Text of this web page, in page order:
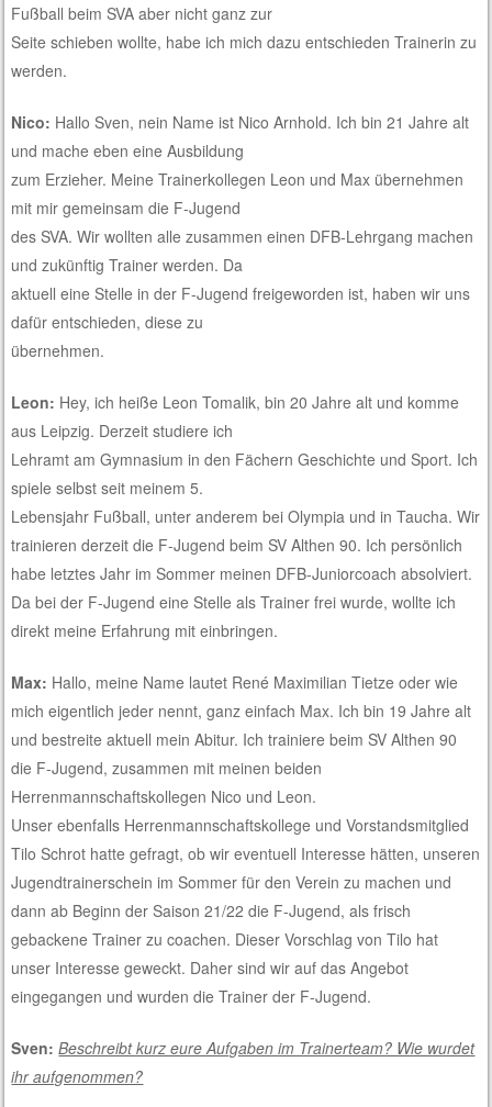
Fußball beim SVA aber nicht ganz zur
Seite schieben wollte, habe ich mich dazu entschieden Trainerin zu
werden.
Nico: Hallo Sven, nein Name ist Nico Arnhold. Ich bin 21 Jahre alt
und mache eben eine Ausbildung
zum Erzieher. Meine Trainerkollegen Leon und Max übernehmen
mit mir gemeinsam die F-Jugend
des SVA. Wir wollten alle zusammen einen DFB-Lehrgang machen
und zukünftig Trainer werden. Da
aktuell eine Stelle in der F-Jugend freigeworden ist, haben wir uns
dafür entschieden, diese zu
übernehmen.
Leon: Hey, ich heiße Leon Tomalik, bin 20 Jahre alt und komme
aus Leipzig. Derzeit studiere ich
Lehramt am Gymnasium in den Fächern Geschichte und Sport. Ich
spiele selbst seit meinem 5.
Lebensjahr Fußball, unter anderem bei Olympia und in Taucha. Wir
trainieren derzeit die F-Jugend beim SV Althen 90. Ich persönlich
habe letztes Jahr im Sommer meinen DFB-Juniorcoach absolviert.
Da bei der F-Jugend eine Stelle als Trainer frei wurde, wollte ich
direkt meine Erfahrung mit einbringen.
Max: Hallo, meine Name lautet René Maximilian Tietze oder wie
mich eigentlich jeder nennt, ganz einfach Max. Ich bin 19 Jahre alt
und bestreite aktuell mein Abitur. Ich trainiere beim SV Althen 90
die F-Jugend, zusammen mit meinen beiden
Herrenmannschaftskollegen Nico und Leon.
Unser ebenfalls Herrenmannschaftskollege und Vorstandsmitglied
Tilo Schrot hatte gefragt, ob wir eventuell Interesse hätten, unseren
Jugendtrainerschein im Sommer für den Verein zu machen und
dann ab Beginn der Saison 21/22 die F-Jugend, als frisch
gebackene Trainer zu coachen. Dieser Vorschlag von Tilo hat
unser Interesse geweckt. Daher sind wir auf das Angebot
eingegangen und wurden die Trainer der F-Jugend.
Sven:Beschreibt kurz eure Aufgaben im Trainerteam? Wie wurdet
ihr aufgenommen?